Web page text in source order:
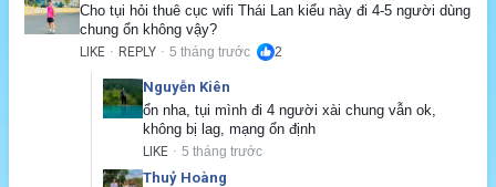
Cho tụi hỏi thuê cục wifi Thái Lan kiểu này đi 4-5 người dùng
chung ổn không vậy?
LIKE · REPLY · 5 tháng trước 2
Nguyễn Kiên
ổn nha, tụi mình đi 4 người xài chung vẫn ok,
không bị lag, mạng ổn định
LIKE · 5 tháng trước
Thuỷ Hoàng